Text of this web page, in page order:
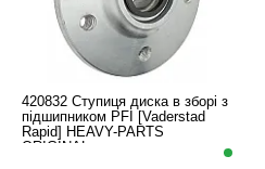
420832 Ступиця диска в зборі з
підшипником PFI [Vaderstad
Rapid] HEAVY-PARTS
ORIGINAL